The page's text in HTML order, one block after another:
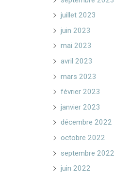
juillet 2023
juin 2023
mai 2023
avril 2023
mars 2023
février 2023
janvier 2023
décembre 2022
octobre 2022
septembre 2022
juin 2022